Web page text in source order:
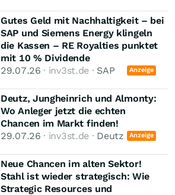
Gutes Geld mit Nachhaltigkeit – bei
SAP und Siemens Energy klingeln
die Kassen – RE Royalties punktet
mit 10 % Dividende
29.07.26 · inv3st.de · SAP Anzeige
Deutz, Jungheinrich und Almonty:
Wo Anleger jetzt die echten
Chancen im Markt finden!
29.07.26 · inv3st.de · Deutz Anzeige
Neue Chancen im alten Sektor!
Stahl ist wieder strategisch: Wie
Strategic Resources und